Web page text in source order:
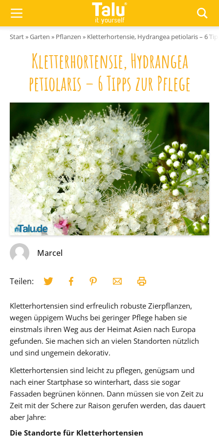
Start»Garten » Pflanzen » Kletterhortensie, Hydrangea petiolaris – 6
Kletterhortensie, Hydrangea
petiolaris – 6 Tipps zur Pflege
Marcel
Teilen:
Kletterhortensien sind erfreulich robuste Zierpflanzen,
wegen üppigem Wuchs bei geringer Pflege haben sie
einstmals ihren Weg aus der Heimat Asien nach Europa
gefunden. Sie machen sich an vielen Standorten nützlich
und sind ungemein dekorativ.
Kletterhortensien sind leicht zu pflegen, genügsam und
nach einer Startphase so winterhart, dass sie sogar
Fassaden begrünen können. Dann müssen sie von Zeit zu
Zeit mit der Schere zur Raison gerufen werden, das dauert
aber Jahre:
Die Standorte für Kletterhortensien